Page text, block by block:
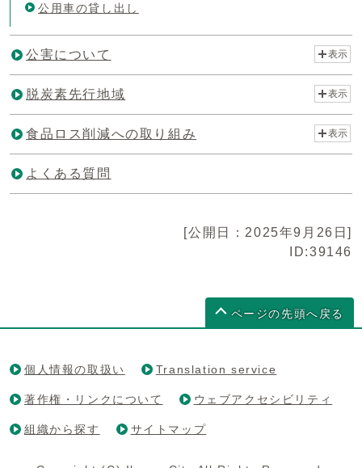
公用車の貸し出し
公害について 表示
脱炭素先行地域 表示
食品ロス削減への取り組み 表示
よくある質問
[公開日：2025年9月26日]
ID:39146
ページの先頭へ戻る
個人情報の取扱い Translation service
著作権・リンクについて ウェブアクセシビリティ
組織から探す サイトマップ